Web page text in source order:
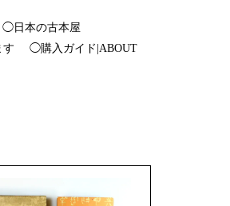
◯日本の古本屋
す
◯購入ガイド|ABOUT